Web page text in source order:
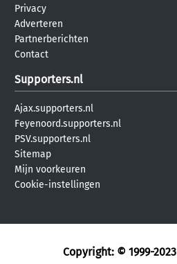
Privacy
Adverteren
Partnerberichten
Contact
Supporters.nl
Ajax.supporters.nl
Feyenoord.supporters.nl
PSV.supporters.nl
Sitemap
Mijn voorkeuren
Cookie-instellingen
Copyright: © 1999-2023